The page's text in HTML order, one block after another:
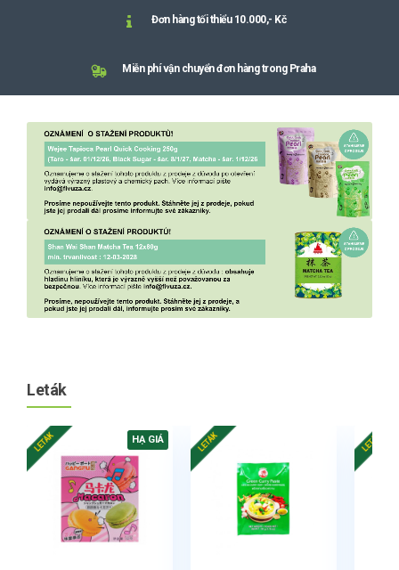
Đơn hàng tối thiểu 10.000,- Kč
Miễn phí vận chuyển đơn hàng trong Praha
Leták
HẠ GIÁ
LETÁK LETÁK LETÁK